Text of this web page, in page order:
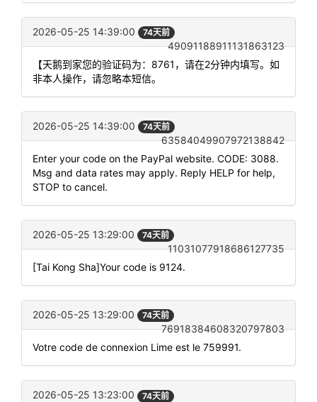
2026-05-25 14:39:00 74天前
49091188911131863123
【天鹅到家您的验证码为：8761，请在2分钟内填写。如
非本人操作，请忽略本短信。
2026-05-25 14:39:00 74天前
63584049907972138842
Enter your code on the PayPal website. CODE: 3088.
Msg and data rates may apply. Reply HELP for help,
STOP to cancel.
2026-05-25 13:29:00 74天前
11031077918686127735
[Tai Kong Sha]Your code is 9124.
2026-05-25 13:29:00 74天前
76918384608320797803
Votre code de connexion Lime est le 759991.
2026-05-25 13:23:00 74天前